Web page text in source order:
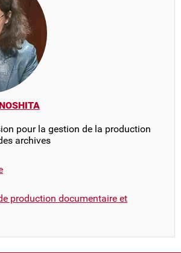
pour la gestion de la production
archives
production documentaire et